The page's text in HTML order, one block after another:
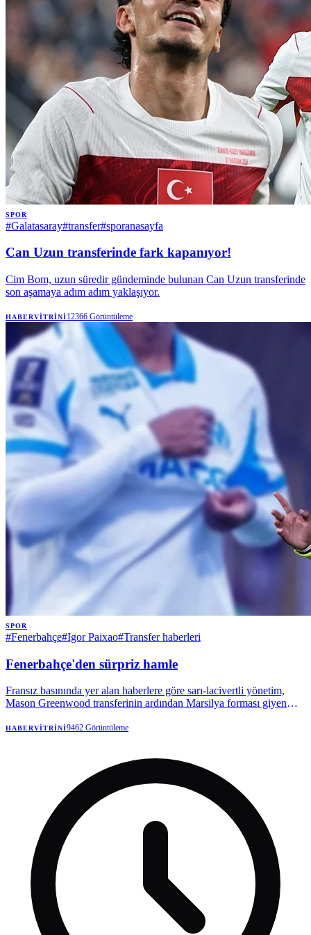
SPOR
#Galatasaray#transfer#sporanasayfa
Can Uzun transferinde fark kapanıyor!
Cim Bom, uzun süredir gündeminde bulunan Can Uzun transferinde
son aşamaya adım adım yaklaşıyor.
HABERVITRINI12366 Görüntüleme
SPOR
#Fenerbahçe#Igor Paixao#Transfer haberleri
Fenerbahçe'den sürpriz hamle
Fransız basınında yer alan haberlere göre sarı-lacivertli yönetim,
Mason Greenwood transferinin ardından Marsilya forması giyen
HABERVITRINI9462 Görüntüleme